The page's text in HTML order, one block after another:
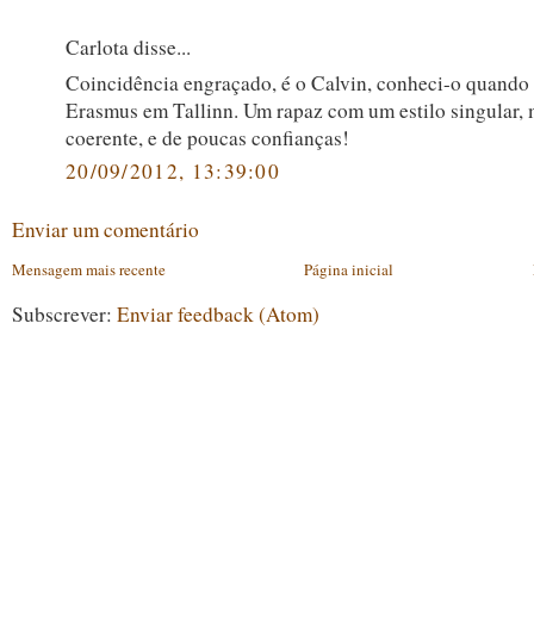
Carlota disse...
Coincidência engraçado, é o Calvin, conheci-o quando
Erasmus em Tallinn. Um rapaz com um estilo singular,
coerente, e de poucas confianças!
20/09/2012, 13:39:00
Enviar um comentário
Mensagem mais recente Página inicial
Subscrever: Enviar feedback (Atom)